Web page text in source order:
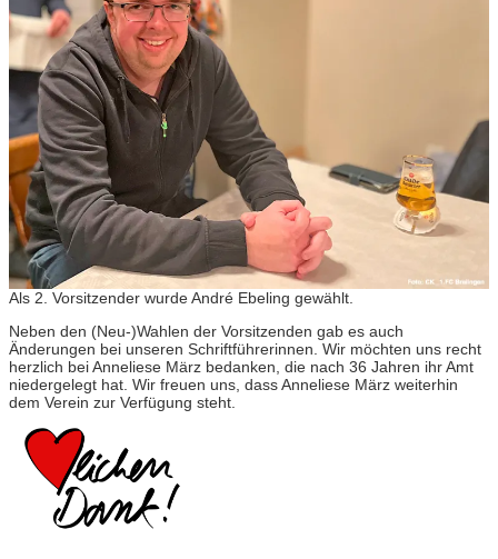
Als 2. Vorsitzender wurde André Ebeling gewählt.
Neben den (Neu-)Wahlen der Vorsitzenden gab es auch
Änderungen bei unseren Schriftführerinnen. Wir möchten uns recht
herzlich bei Anneliese März bedanken, die nach 36 Jahren ihr Amt
niedergelegt hat. Wir freuen uns, dass Anneliese März weiterhin
dem Verein zur Verfügung steht.